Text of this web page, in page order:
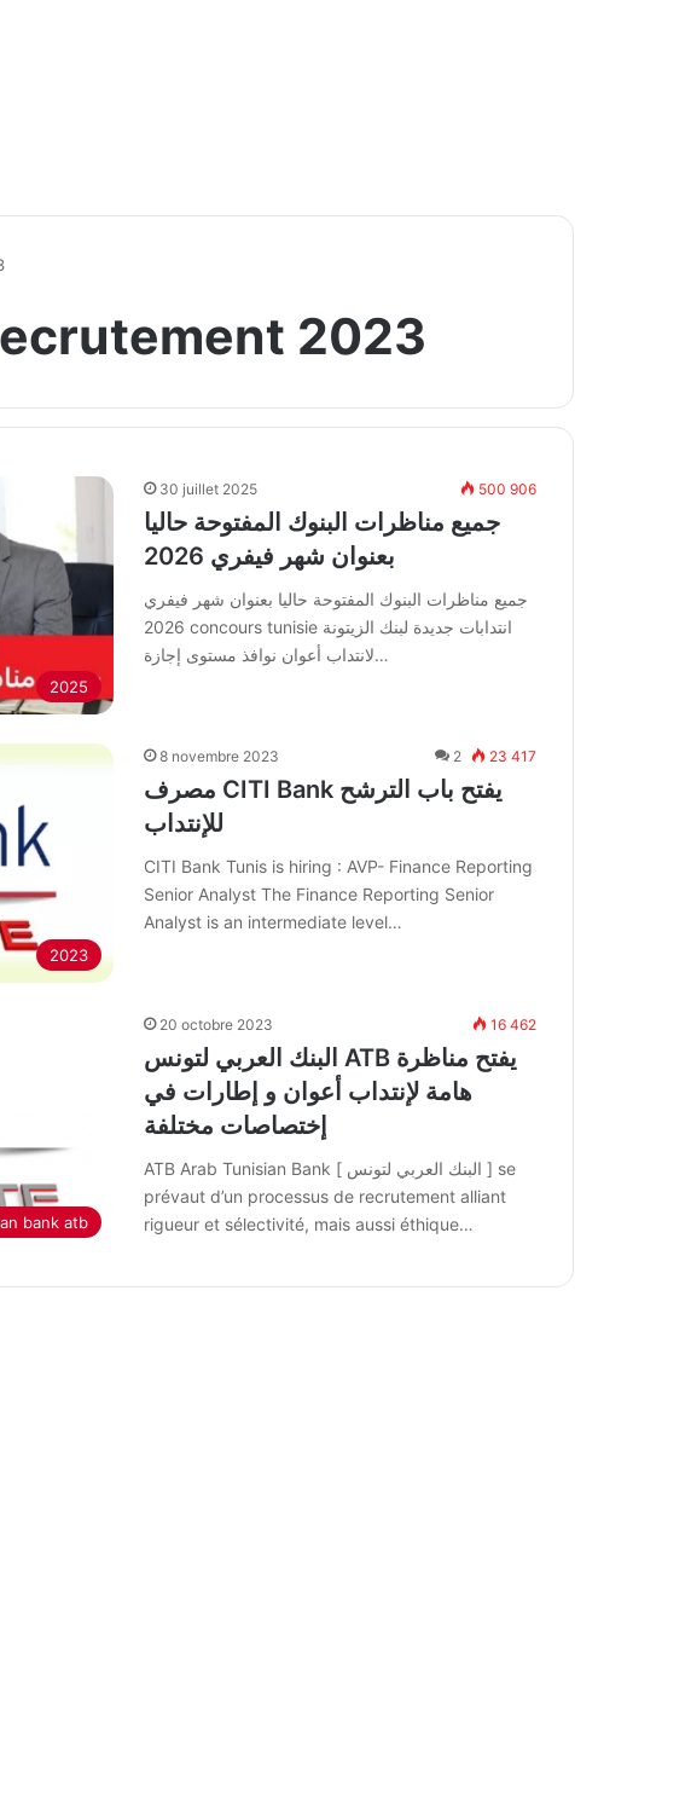
2023
2025
30 juillet 2025 500 906
جميع مناظرات البنوك المفتوحة حاليا
بعنوان شهر فيفري 2026
جميع مناظرات البنوك المفتوحة حاليا بعنوان شهر فيفري
2026 concours tunisie انتدابات جديدة لبنك الزيتونة
لانتداب أعوان نوافذ مستوى إجازة…
2023
8 novembre 2023 2 23 417
مصرف CITI Bank يفتح باب الترشح
للإنتداب
CITI Bank Tunis is hiring : AVP- Finance Reporting
Senior Analyst The Finance Reporting Senior
Analyst is an intermediate level…
bank atb
20 octobre 2023 16 462
البنك العربي لتونس ATB يفتح مناظرة
هامة لإنتداب أعوان و إطارات في
إختصاصات مختلفة
ATB Arab Tunisian Bank [ البنك العربي لتونس ] se
prévaut d’un processus de recrutement alliant
rigueur et sélectivité, mais aussi éthique…